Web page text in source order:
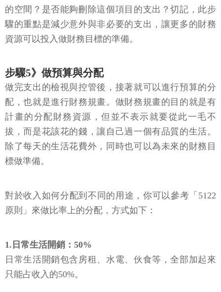
的空間？是否能夠刪除這個項目的支出？切記，此步
驟的重點是減少意外與非必要的支出，讓更多的財務
資源可以投入做財務目標的準備。
步驟5》做預算與分配
做完支出的檢視與控管後，接著就可以進行預算的分
配，也就是進行財務規畫。做財務規畫的目的就是有
計畫的分配財務資源，但並不表示就要從此一毛不
拔，而是花該花的錢，讓自己過一個有品質的生活。
除了每天的生活花費外，同時也可以為未來的財務目
標做準備。
對於收入如何分配到不同的用途，你可以參考「5122
原則」來做比率上的分配，方式如下：
1.日常生活開銷：50%
日常生活開銷包含房租、水電、伙食等，全部加起來
只能占收入的50%。